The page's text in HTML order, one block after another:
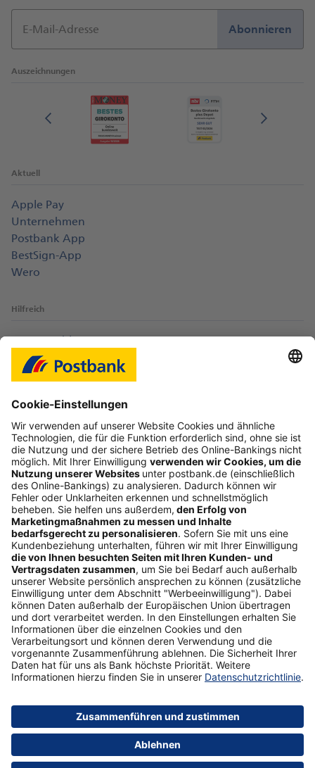
E-Mail-Adresse Abonnieren
Auszeichnungen
Aktuell
Apple Pay
Unternehmen
Postbank App
BestSign-App
Wero
Hilfreich
Login-Probleme
Karte sperren
Kontakt
myBHW
Interessant
Freundschaftswerbung
Schufa-Auskunft
Soziales Engagement
Nachhaltigkeit
ETF-Sparplanrechner
Beliebt
Umzugskredit
Gemeinschaftskonto
ETFs
Gehaltskonto
Anschlussfinanzierung
Vertrag widerrufen Sicherheit Impressum
Datenschutz Barrierefreiheit AGB Formulare